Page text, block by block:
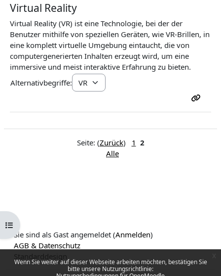
Wenn Sie weiter auf dieser Webseite arbeiten möchten, bestätigen Sie
bitte unsere Nutzungsrichtlinie:
Kursindex öffnen
Virtual Reality
Virtual Reality (VR) ist eine Technologie, bei der der
Benutzer mithilfe von speziellen Geräten, wie VR-Brillen, in
eine komplett virtuelle Umgebung eintaucht, die von
computergenerierten Inhalten erzeugt wird, um eine
immersive und meist interaktive Erfahrung zu bieten.
Alternativbegriffe:
Seite: (Zurück) 1 2
Alle
Sie sind als Gast angemeldet (Anmelden)
AGB & Datenschutz
Standarddesign